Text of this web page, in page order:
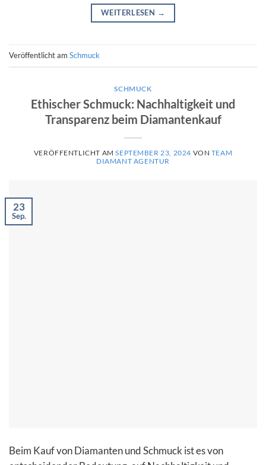
WEITERLESEN →
Veröffentlicht am Schmuck
SCHMUCK
Ethischer Schmuck: Nachhaltigkeit und
Transparenz beim Diamantenkauf
VERÖFFENTLICHT AMSEPTEMBER 23, 2024 VON TEAM
DIAMANT AGENTUR
23
Sep.
Beim Kauf von Diamanten und Schmuck ist es von